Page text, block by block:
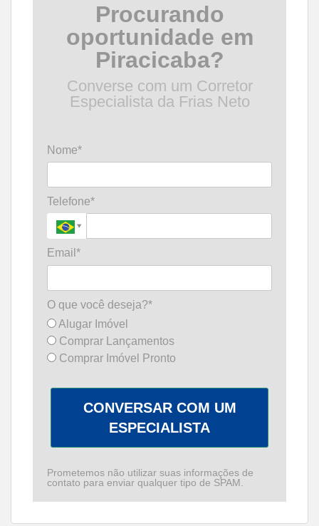
Procurando
oportunidade em
Piracicaba?
Converse com um Corretor
Especialista da Frias Neto
Nome*
Telefone*
Email*
O que você deseja?*
Alugar Imóvel
Comprar Lançamentos
Comprar Imóvel Pronto
CONVERSAR COM UM
ESPECIALISTA
Prometemos não utilizar suas informações de
contato para enviar qualquer tipo de SPAM.